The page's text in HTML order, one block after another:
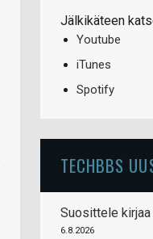
Jälkikäteen
Youtube
iTunes
Spotify
TECHBBS
Suosittele kirjaa
6.8.2026